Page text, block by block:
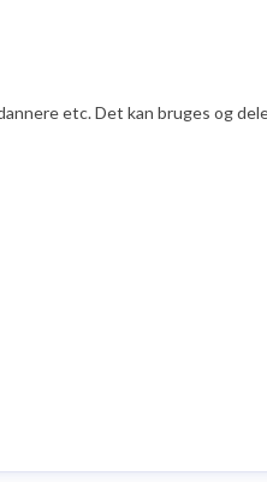
etc. Det kan bruges og